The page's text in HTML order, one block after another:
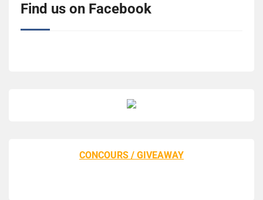
Find us on Facebook
CONCOURS / GIVEAWAY